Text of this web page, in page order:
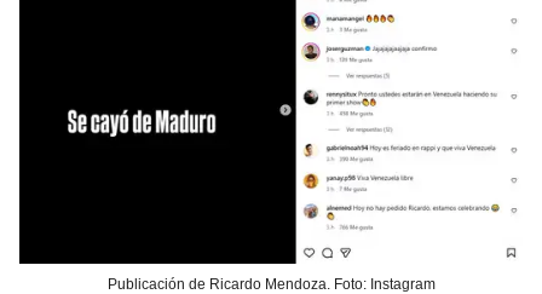
Publicación de Ricardo Mendoza. Foto: Instagram